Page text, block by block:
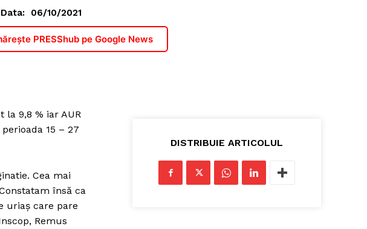
Data: 06/10/2021
PRESShub pe Google News
la 9,8 % iar AUR
15 – 27
Cea mai
însă ca
uriaș care pare
Remus
DISTRIBUIE ARTICOLUL